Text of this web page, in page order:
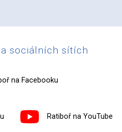
sociálních sítích
na Facebooku
Ratiboř na YouTube